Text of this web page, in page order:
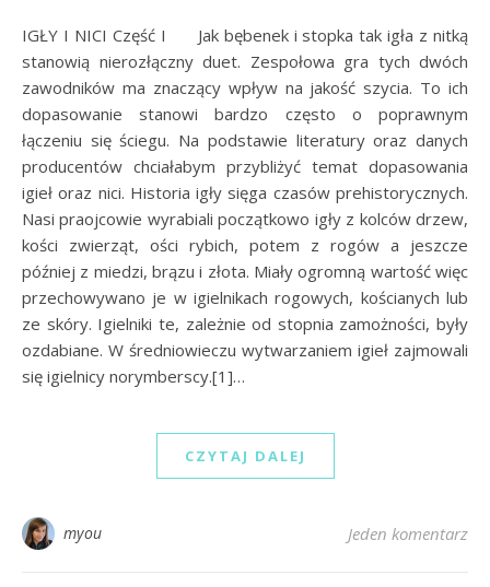
IGŁY I NICI Część I Jak bębenek i stopka tak igła z nitką
stanowią nierozłączny duet. Zespołowa gra tych dwóch
zawodników ma znaczący wpływ na jakość szycia. To ich
dopasowanie stanowi bardzo często o poprawnym
łączeniu się ściegu. Na podstawie literatury oraz danych
producentów chciałabym przybliżyć temat dopasowania
igieł oraz nici. Historia igły sięga czasów prehistorycznych.
Nasi praojcowie wyrabiali początkowo igły z kolców drzew,
kości zwierząt, ości rybich, potem z rogów a jeszcze
później z miedzi, brązu i złota. Miały ogromną wartość więc
przechowywano je w igielnikach rogowych, kościanych lub
ze skóry. Igielniki te, zależnie od stopnia zamożności, były
ozdabiane. W średniowieczu wytwarzaniem igieł zajmowali
się igielnicy norymberscy.[1]…
CZYTAJ DALEJ
myou Jeden komentarz